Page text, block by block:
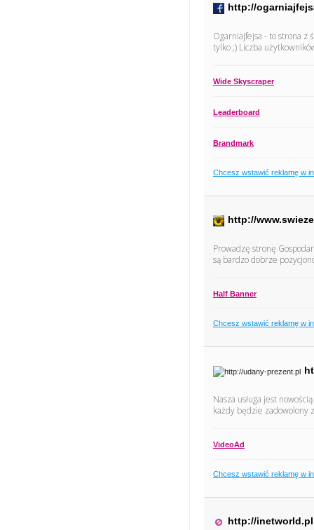
http://
Ogarniajfejsa - to strona z
tylko ;) Liczba
Wide Skyscraper
Leaderboard
Brandmark
Chcesz wstawić reklamę w
http://
Prowadzę stronę
są bardzo dobrze
Half Banner
Chcesz wstawić reklamę w
Nasza usługa jest
każdy będzie zadowolony
VideoAd
Chcesz wstawić reklamę w
http://inetworld.pl